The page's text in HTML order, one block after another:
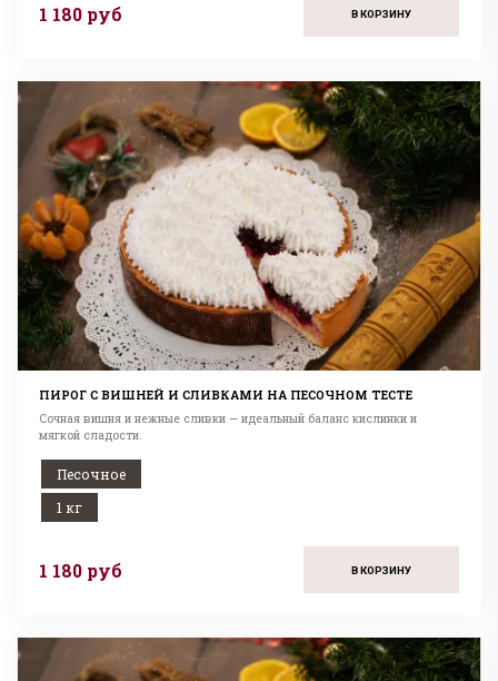
1 180 руб В КОРЗИНУ
ПИРОГ С ВИШНЕЙ И СЛИВКАМИ НА ПЕСОЧНОМ ТЕСТЕ
Сочная вишня и нежные сливки — идеальный баланс кислинки и
мягкой сладости.
Песочное
1 кг
1 180 руб В КОРЗИНУ